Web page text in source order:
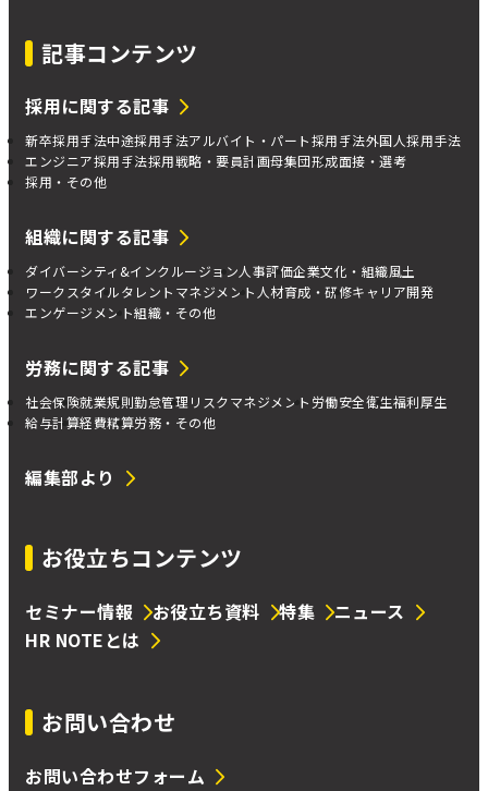
記事コンテンツ
採用に関する記事
新卒採用手法中途採用手法アルバイト・パート採用手法外国人採用手法
エンジニア採用手法採用戦略・要員計画母集団形成面接・選考
採用・その他
組織に関する記事
ダイバーシティ&インクルージョン人事評価企業文化・組織風土
ワークスタイルタレントマネジメント人材育成・研修キャリア開発
エンゲージメント組織・その他
労務に関する記事
社会保険就業規則勤怠管理リスクマネジメント 労働安全衛生福利厚生
給与計算経費精算労務・その他
編集部より
お役立ちコンテンツ
セミナー情報 お役立ち資料 特集
ニュース
HR NOTEとは
お問い合わせ
お問い合わせフォーム